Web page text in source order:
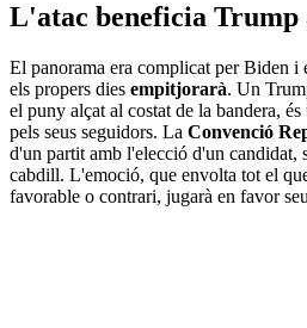
L'atac beneficia
El panorama era complicat per Biden i
els propers dies empitjorarà. Un
el puny alçat al costat de la bandera,
pels seus seguidors. La Convenció
d'un partit amb l'elecció d'un candidat,
cabdill. L'emoció, que envolta tot el
favorable o contrari, jugarà en favor